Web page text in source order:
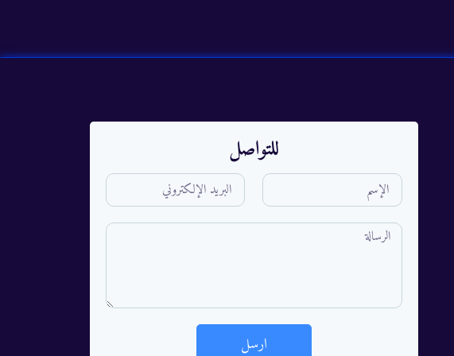
للتواصل
ارسل